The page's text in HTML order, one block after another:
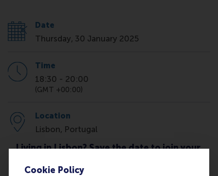
Cookie Policy
Date
Thursday, 30 January 2025
Time
18:30 - 20:00
(GMT +00:00)
Location
Lisbon, Portugal
Living in Lisbon? Save the date to join your
networking event.